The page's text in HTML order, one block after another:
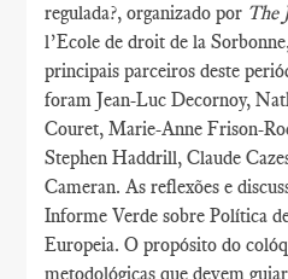
regulada?, organizado por The
l’Ecole de droit de la
principais parceiros deste
foram Jean-Luc Decornoy,
Couret, Marie-Anne Frison-
Stephen Haddrill, Claude
Cameran. As reflexões e
Informe Verde sobre Política
Europeia. O propósito do
metodológicas que devem